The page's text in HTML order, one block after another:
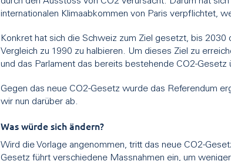
internationalen Klimaabkommen von Paris verpflichtet,
Konkret hat sich die Schweiz zum Ziel gesetzt, bis 2030
Vergleich zu 1990 zu halbieren. Um dieses Ziel zu
und das Parlament das bereits bestehende CO2-Gesetz
Gegen das neue CO2-Gesetz wurde das Referendum
wir nun darüber ab.
Was würde sich ändern?
Wird die Vorlage angenommen, tritt das neue CO2-
Gesetz führt verschiedene Massnahmen ein, um